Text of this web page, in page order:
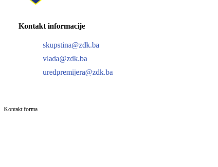
Kontakt informacije
skupstina@zdk.ba
vlada@zdk.ba
uredpremijera@zdk.ba
Kontakt forma